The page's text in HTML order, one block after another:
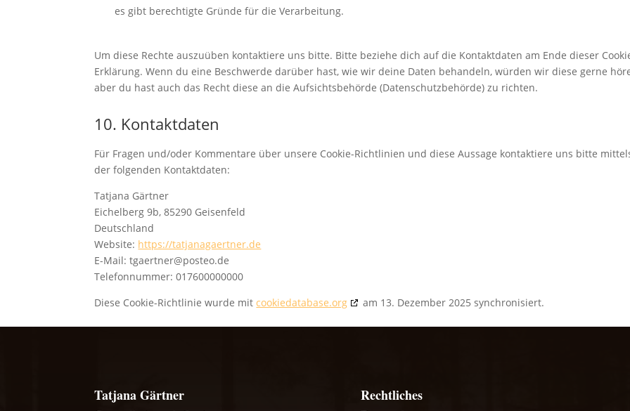
es gibt berechtigte Gründe für die Verarbeitung.
Um diese Rechte auszuüben kontaktiere uns bitte. Bitte beziehe dich auf die Kontaktdaten am Ende dieser
Erklärung. Wenn du eine Beschwerde darüber hast, wie wir deine Daten behandeln, würden wir diese gerne
aber du hast auch das Recht diese an die Aufsichtsbehörde (Datenschutzbehörde) zu richten.
10. Kontaktdaten
Für Fragen und/oder Kommentare über unsere Cookie-Richtlinien und diese Aussage kontaktiere uns bitte
der folgenden Kontaktdaten:
Tatjana Gärtner
Eichelberg 9b, 85290 Geisenfeld
Deutschland
Website: https://tatjanagaertner.de
E-Mail:tgaertner@posteo.de
Telefonnummer: 017600000000
Diese Cookie-Richtlinie wurde mitcookiedatabase.org am 13. Dezember 2025 synchronisiert.
Tatjana Gärtner Rechtliches